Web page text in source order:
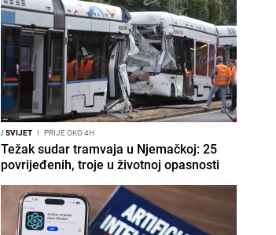
/SVIJET I PRIJE OKO 4H
Težak sudar tramvaja u Njemačkoj: 25
povrijeđenih, troje u životnoj opasnosti